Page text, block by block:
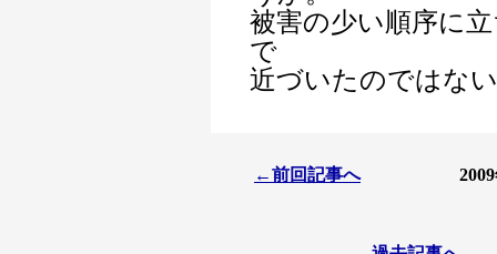
被害の少い順序に
で
近づいたのではな
←前回記事へ